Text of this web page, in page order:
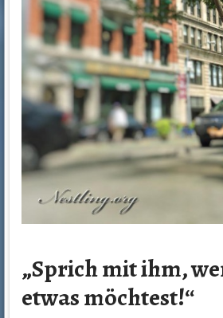
„Sprich mit ihm,
etwas möchtest!“